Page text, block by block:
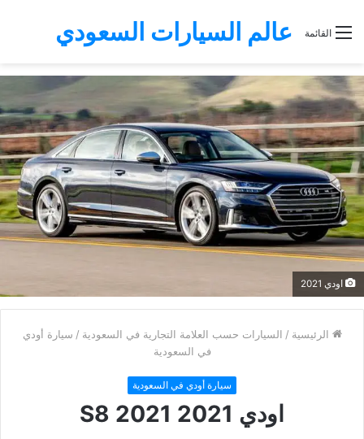
عالم السيارات السعودي القائمة
اودي 2021
الرئيسية / السيارات حسب العلامة التجارية في السعودية / سيارة أودي
في السعودية
سيارة أودي في السعودية
اودي 2021 S8 2021